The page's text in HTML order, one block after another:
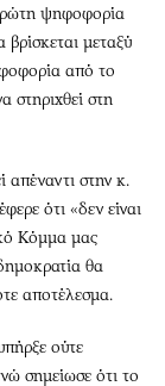
ψηφοφορία
μεταξύ
από το
στηριχθεί στη
απέναντι στην κ.
ότι «δεν είναι
Κόμμα μας
θα
αποτέλεσμα.
ούτε
σημείωσε ότι το